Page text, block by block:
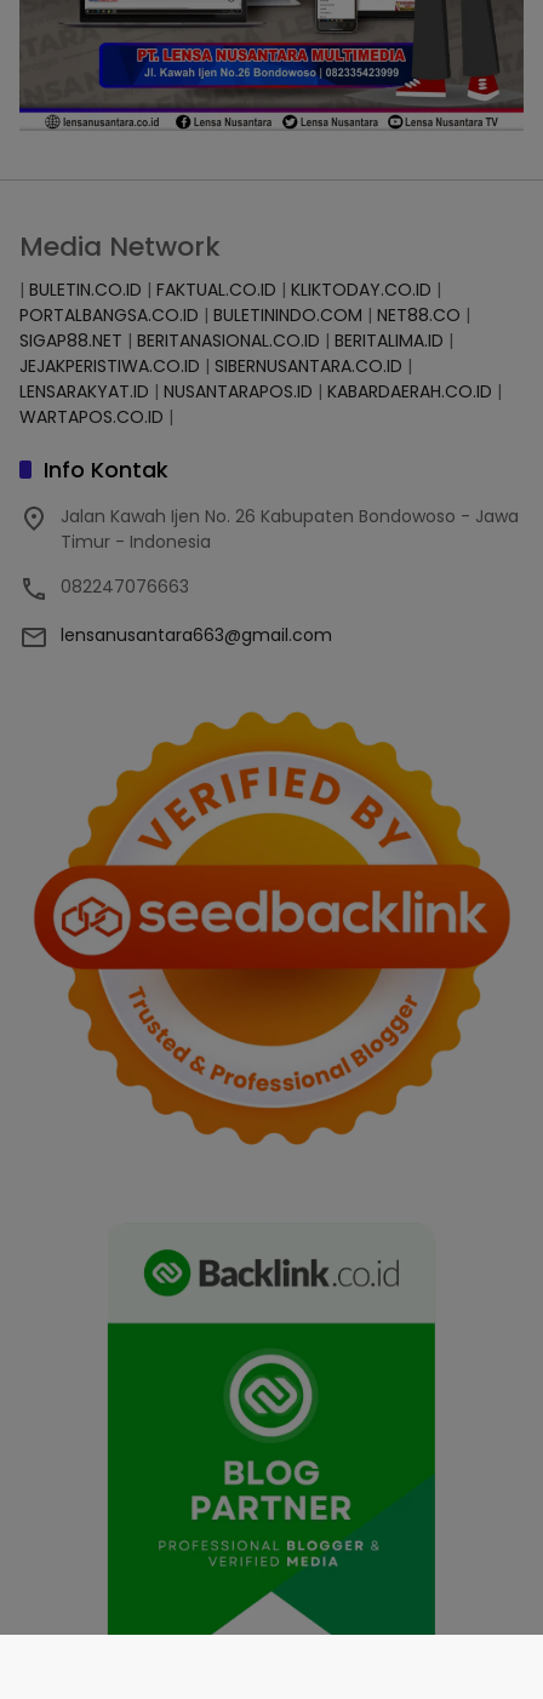
Media Network
| BULETIN.CO.ID | FAKTUAL.CO.ID | KLIKTODAY.CO.ID |
PORTALBANGSA.CO.ID | BULETININDO.COM | NET88.CO |
SIGAP88.NET | BERITANASIONAL.CO.ID | BERITALIMA.ID |
JEJAKPERISTIWA.CO.ID | SIBERNUSANTARA.CO.ID |
LENSARAKYAT.ID | NUSANTARAPOS.ID | KABARDAERAH.CO.ID |
WARTAPOS.CO.ID |
Info Kontak
Jalan Kawah Ijen No. 26 Kabupaten Bondowoso - Jawa
Timur - Indonesia
082247076663
lensanusantara663@gmail.com